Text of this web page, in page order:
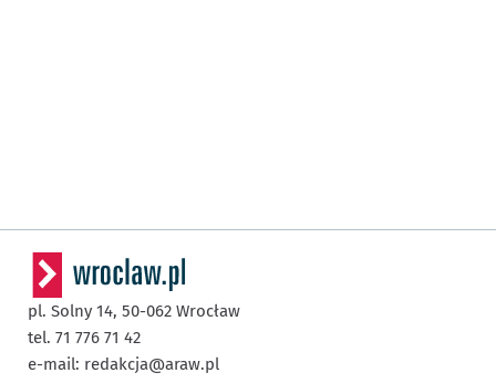
pl. Solny 14, 50-062 Wrocław
tel. 71 776 71 42
e-mail: redakcja@araw.pl